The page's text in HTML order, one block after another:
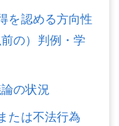
認める方向性
の）判例・学
の状況
は不法行為